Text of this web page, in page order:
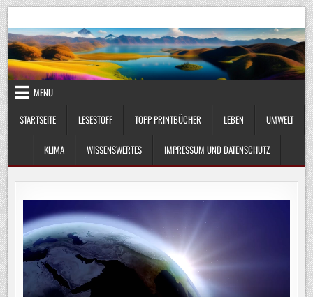
Skip
to
content
UmweltKlima.com
MENU
STARTSEITE
LESESTOFF TOPP PRINTBÜCHER LEBEN UMWELT
KLIMA WISSENSWERTES IMPRESSUM UND DATENSCHUTZ